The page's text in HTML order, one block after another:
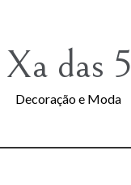
Xa das 5
Decoração e Moda